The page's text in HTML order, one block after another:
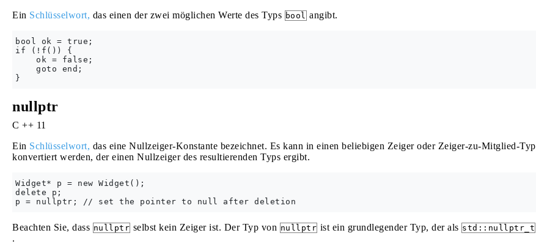
Ein Schlüsselwort, das einen der zwei möglichen Werte des Typs bool angibt.
bool ok = true;
if (!f()) {
    ok = false;
    goto end;
nullptr
C ++ 11
Ein Schlüsselwort, das eine Nullzeiger-Konstante bezeichnet. Es kann in einen beliebigen Zeiger oder Zeiger-zu-Mitglied-Typ
konvertiert werden, der einen Nullzeiger des resultierenden Typs ergibt.
Widget* p = new Widget();
delete p;
Beachten Sie, dass nullptr selbst kein Zeiger ist. Der Typ von nullptr ist ein grundlegender Typ, der als std::nullptr_t
.